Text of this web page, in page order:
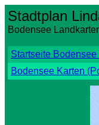
Stadtplan
Bodensee
Startseite Bodensee
Bodensee Karten